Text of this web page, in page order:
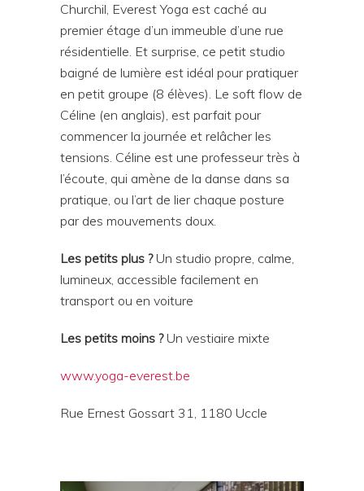
Churchil, Everest Yoga est caché au
premier étage d’un immeuble d’une rue
résidentielle. Et surprise, ce petit studio
baigné de lumière est idéal pour pratiquer
en petit groupe (8 élèves). Le soft flow de
Céline (en anglais), est parfait pour
commencer la journée et relâcher les
tensions. Céline est une professeur très à
l’écoute, qui amène de la danse dans sa
pratique, ou l’art de lier chaque posture
par des mouvements doux.
Les petits plus ?Un studio propre, calme,
lumineux, accessible facilement en
transport ou en voiture
Les petits moins ?Un vestiaire mixte
www.yoga-everest.be
Rue Ernest Gossart 31, 1180 Uccle